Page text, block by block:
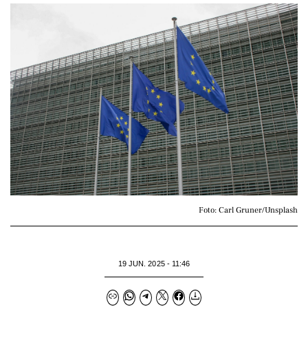
Foto: Carl Gruner/Unsplash
19 JUN. 2025 - 11:46